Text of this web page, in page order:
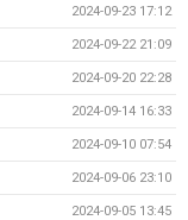
2024-09-23 17:12
2024-09-22 21:09
2024-09-20 22:28
2024-09-14 16:33
2024-09-10 07:54
2024-09-06 23:10
2024-09-05 13:45